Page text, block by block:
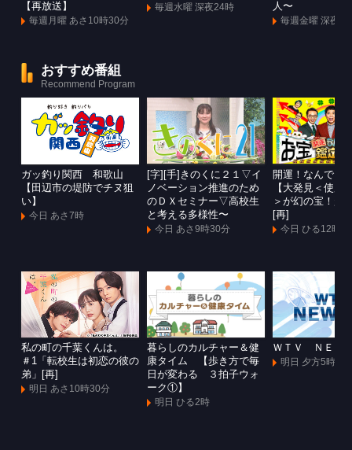
【再放送】
毎週月曜 あさ10時30分
毎週水曜 深夜24時
人〜
毎週金曜 深夜1
おすすめ番組
Recommend Program
ガッ釣り関西 和歌山
【田辺市の堤防でチヌ狙
い】
今日 あさ7時
[字][手]きのくに２１▽イ
ノベーション推進のため
のＤＸセミナー▽高校生
と考える多様性〜
今日 あさ9時30分
開運！なんで
【大発見＜使用
＞が幻の宝！超
[再]
今日 ひる12時
私の町の千葉くんは。
＃1「転校生は初恋の彼の
弟」[再]
明日 あさ10時30分
暮らしのカルチャー＆健
康タイム 【歩き方で毎
日が変わる ３拍子ウォ
ーク①】
明日 ひる2時
ＷＴＶ ＮＥＷ
明日 夕方5時55